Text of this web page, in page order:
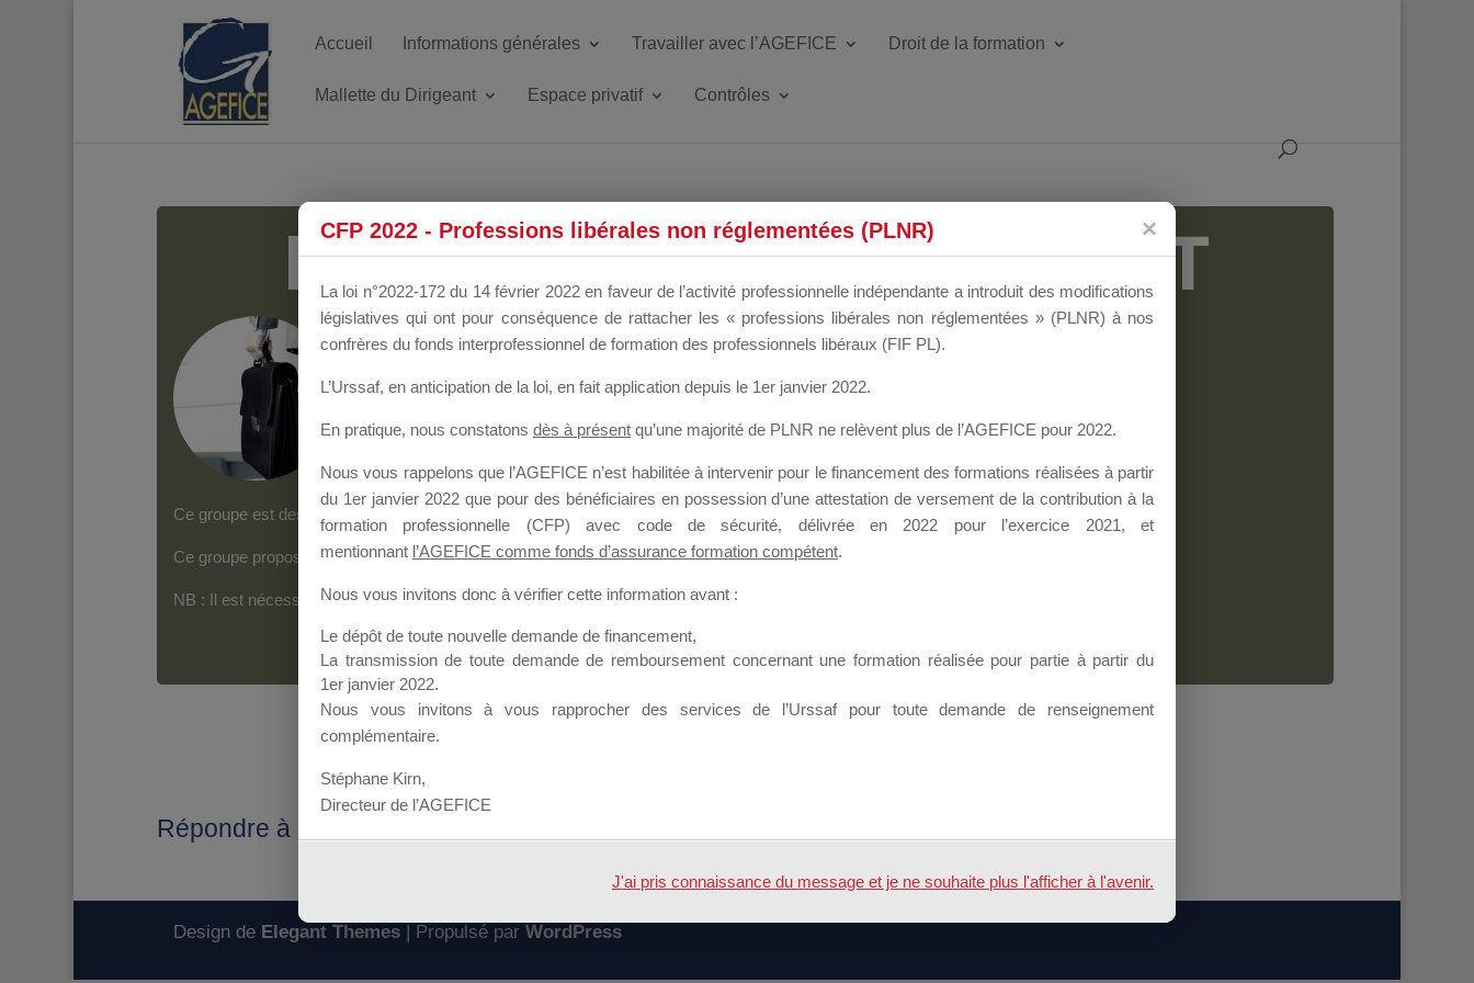
Accueil Informations générales Travailler avec l’AGEFICE Droit de la formation
Mallette du Dirigeant Espace privatif Contrôles
MALLETTE DU DIRIGEANT
Groupe Public il y a un mois
Ce groupe est destiné aux Organismes de Formation qui souhaitent répondre à l’Appel à Propositions Mallette du Dirigeant.
Ce groupe propose un forum dédié au support sur lequel il est possible de laisser un message ou poser une question.
NB : Il est nécessaire d’êtreinscrit(e)pour pouvoir rejoindre ce groupe
Répondre à : Renouvellement MDD 2021
Design de Elegant Themes| Propulsé par WordPress
CFP 2022 - Professions libérales non réglementées (PLNR)
La loi n°2022-172 du 14 février 2022 en faveur de l’activité professionnelle indépendante a introduit des modifications
législatives qui ont pour conséquence de rattacher les « professions libérales non réglementées » (PLNR) à nos
confrères du fonds interprofessionnel de formation des professionnels libéraux (FIF PL).
L’Urssaf, en anticipation de la loi, en fait application depuis le 1er janvier 2022.
En pratique, nous constatons dès à présent qu’une majorité de PLNR ne relèvent plus de l’AGEFICE pour 2022.
Nous vous rappelons que l’AGEFICE n’est habilitée à intervenir pour le financement des formations réalisées à partir
du 1er janvier 2022 que pour des bénéficiaires en possession d’une attestation de versement de la contribution à la
formation professionnelle (CFP) avec code de sécurité, délivrée en 2022 pour l’exercice 2021, et
mentionnant l’AGEFICE comme fonds d’assurance formation compétent.
Nous vous invitons donc à vérifier cette information avant :
Le dépôt de toute nouvelle demande de financement,
La transmission de toute demande de remboursement concernant une formation réalisée pour partie à partir du
1er janvier 2022.
Nous vous invitons à vous rapprocher des services de l’Urssaf pour toute demande de renseignement
complémentaire.
Stéphane Kirn,
Directeur de l’AGEFICE
J'ai pris connaissance du message et je ne souhaite plus l'afficher à l'avenir.